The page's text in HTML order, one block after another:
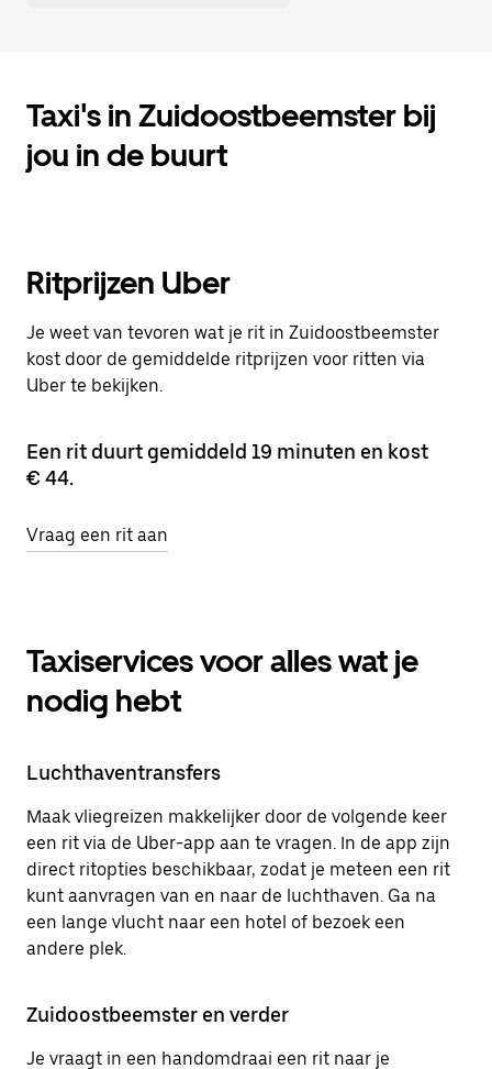
Taxi's in Zuidoostbeemster bij
jou in de buurt
Ritprijzen Uber
Je weet van tevoren wat je rit in Zuidoostbeemster
kost door de gemiddelde ritprijzen voor ritten via
Uber te bekijken.
Een rit duurt gemiddeld 19 minuten en kost
€ 44.
Vraag een rit aan
Taxiservices voor alles wat je
nodig hebt
Luchthaventransfers
Maak vliegreizen makkelijker door de volgende keer
een rit via de Uber-app aan te vragen. In de app zijn
direct ritopties beschikbaar, zodat je meteen een rit
kunt aanvragen van en naar de luchthaven. Ga na
een lange vlucht naar een hotel of bezoek een
andere plek.
Zuidoostbeemster en verder
Je vraagt in een handomdraai een rit naar je